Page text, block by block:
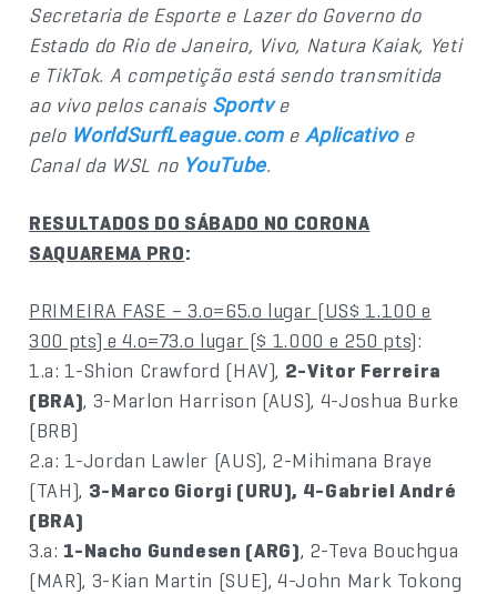
Secretaria de Esporte e Lazer do Governo do
Estado do Rio de Janeiro, Vivo, Natura Kaiak, Yeti
e TikTok. A competição está sendo transmitida
ao vivo pelos canais Sportve
pelo WorldSurfLeague.come Aplicativo e
Canal da WSL no YouTube.
RESULTADOS DO SÁBADO NO CORONA
SAQUAREMA PRO:
PRIMEIRA FASE – 3.o=65.o lugar (US$ 1.100 e
300 pts) e 4.o=73.o lugar ($ 1.000 e 250 pts):
1.a: 1-Shion Crawford (HAV), 2-Vitor Ferreira
(BRA), 3-Marlon Harrison (AUS), 4-Joshua Burke
(BRB)
2.a: 1-Jordan Lawler (AUS), 2-Mihimana Braye
(TAH), 3-Marco Giorgi (URU), 4-Gabriel André
(BRA)
3.a: 1-Nacho Gundesen (ARG), 2-Teva Bouchgua
(MAR), 3-Kian Martin (SUE), 4-John Mark Tokong